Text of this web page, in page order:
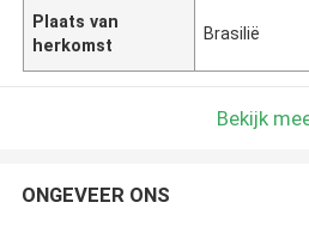
Plaats van
herkomst
Brasilië
Bekijk
ONGEVEER ONS